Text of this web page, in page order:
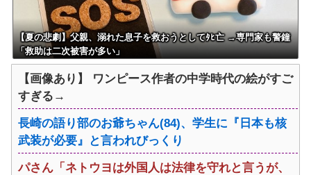
【夏の悲劇】父親、溺れた息子を救おうとしてﾀﾋ亡 →専門家も警鐘
「救助は二次被害が多い」
【画像あり】 ワンピース作者の中学時代の絵がすご
すぎる→
長崎の語り部のお爺ちゃん(84)、学生に『日本も核
武装が必要』と言われびっくり
パさん「ネトウヨは外国人は法律を守れと言うが、